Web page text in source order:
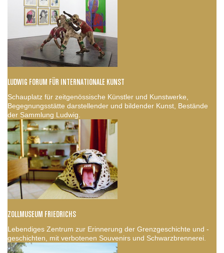
LUDWIG FORUM FÜR INTERNATIONALE KUNST
Schauplatz für zeitgenössische Künstler und Kunstwerke,
Begegnungsstätte darstellender und bildender Kunst, Bestände
der Sammlung Ludwig.
ZOLLMUSEUM FRIEDRICHS
Lebendiges Zentrum zur Erinnerung der Grenzgeschichte und -
geschichten, mit verbotenen Souvenirs und Schwarzbrennerei.